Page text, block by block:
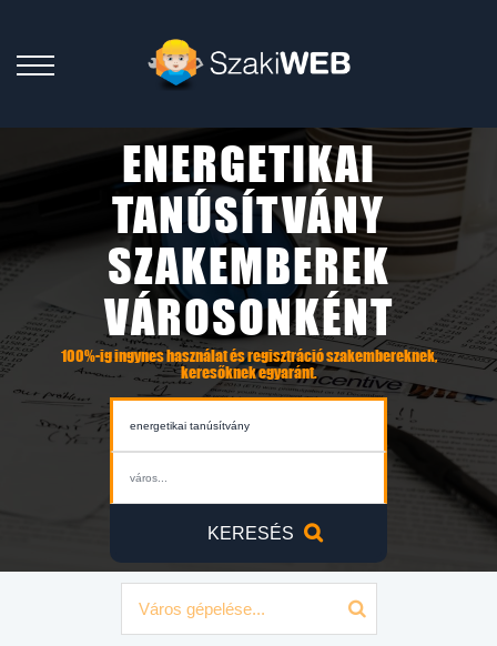
ENERGETIKAI
TANÚSÍTVÁNY
SZAKEMBEREK
VÁROSONKÉNT
100%-ig ingynes használat és regisztráció szakembereknek,
keresőknek egyaránt.
KERESÉS